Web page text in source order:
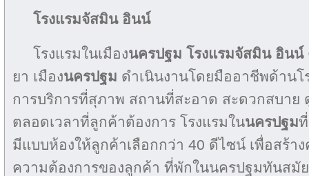
โรงแรมจัสมิน อินน์
โรงแรมในเมืองนครปฐม โรงแรมจัสมิน อินน์
ยา เมืองนครปฐม ดำเนินงานโดยมืออาชีพด้าน
การบริการที่สุภาพ สถานที่สะอาด สะดวกสบาย
ตลอดเวลาที่ลูกค้าต้องการ โรงแรมในนครปฐม
มีแบบห้องให้ลูกค้าเลือกกว่า 40 ดีไซน์ เพื่อสร้า
ความต้องการของลูกค้า ที่พักในนครปฐมทันสมั